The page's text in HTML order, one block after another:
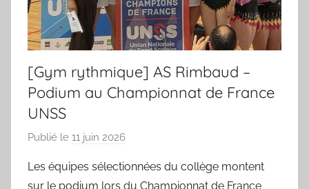
des
sportifs
villeneuvois
[Gym rythmique] AS Rimbaud –
Podium au Championnat de France
UNSS
Publié le 11 juin 2026
r
Les équipes sélectionnées du collège montent
sur le podium lors du Championnat de France